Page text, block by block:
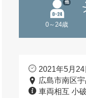
0～24歳
他
2021年5月
広島市南区
車両相互 小